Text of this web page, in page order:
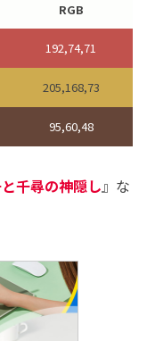
RGB
192,74,71
205,168,73
95,60,48
千尋の神隠し』な